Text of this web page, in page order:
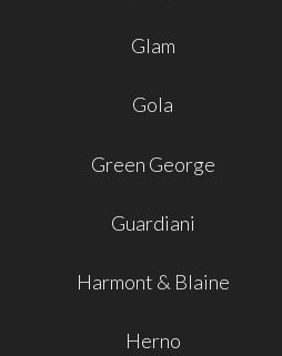
Glam
Gola
Green George
Guardiani
Harmont & Blaine
Herno